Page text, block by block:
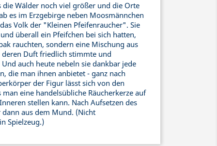
die Wälder noch viel größer und die Orte
es im Erzgebirge neben Moosmännchen
Volk der "Kleinen Pfeifenraucher". Sie
überall ein Pfeifchen bei sich hatten,
rauchten, sondern eine Mischung aus
Duft friedlich stimmte und
auch heute nebeln sie dankbar jede
die man ihnen anbietet - ganz nach
der Figur lässt sich von den
eine handelsübliche Räucherkerze auf
stellen kann. Nach Aufsetzen des
aus dem Mund. (Nicht
Spielzeug.)